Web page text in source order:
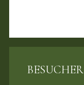
BESUCHER